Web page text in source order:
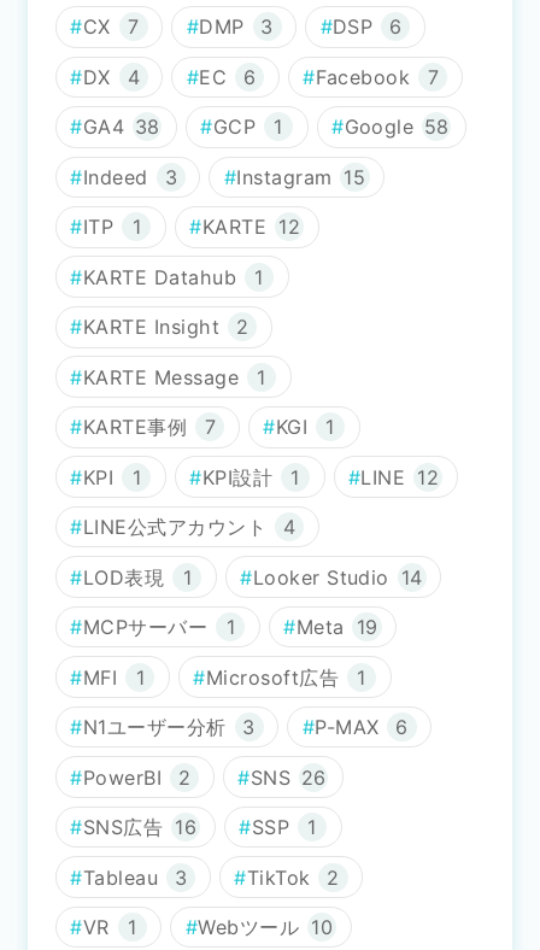
CX 7 DMP 3 DSP 6
DX 4 EC 6 Facebook 7
GA4 38 GCP 1 Google 58
Indeed 3 Instagram 15
ITP 1 KARTE 12
KARTE Datahub 1
KARTE Insight 2
KARTE Message 1
KARTE事例 7 KGI 1
KPI 1 KPI設計 1 LINE 12
LINE公式アカウント 4
LOD表現 1 Looker Studio 14
MCPサーバー 1 Meta 19
MFI 1 Microsoft広告 1
N1ユーザー分析 3 P-MAX 6
PowerBI 2 SNS 26
SNS広告 16 SSP 1
Tableau 3 TikTok 2
VR 1 Webツール 10